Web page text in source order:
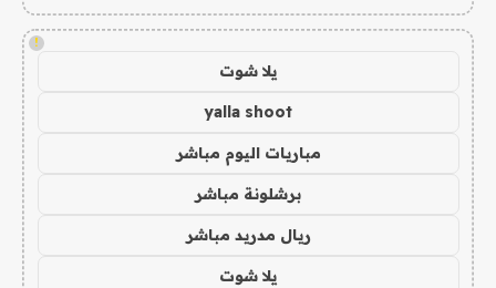
!
يلا شوت
yalla shoot
مباريات اليوم مباشر
برشلونة مباشر
ريال مدريد مباشر
يلا شوت